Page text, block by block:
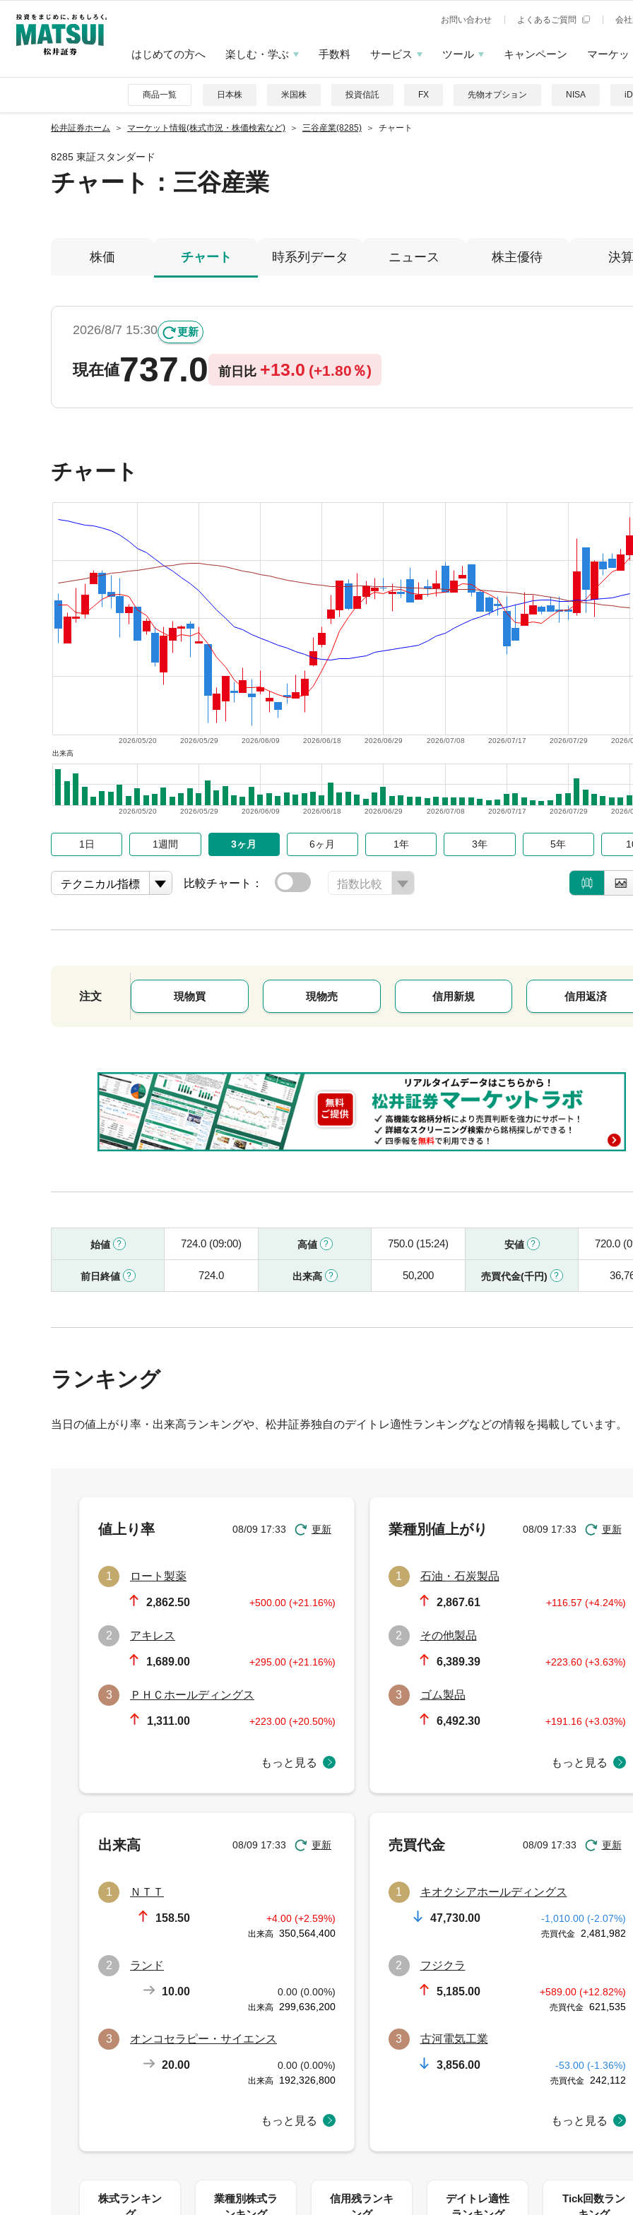
お問い合わせ よくあるご質問 会
はじめての方へ 楽しむ・学ぶ 手数料 サービス ツール キャンペーン マーケッ
商品一覧 日本株 米国株 投資信託 FX 先物オプション NISA
松井証券ホーム マーケット情報(株式市況・株価検索など) 三谷産業(8285) チャート
8285 東証スタンダード
チャート： 三谷産業
株価 チャート 時系列データ ニュース 株主優待 決算
2026/8/7 15:30 更新
現在値737.0 前日比 +13.0 (+1.80％)
チャート
2026/
2026/07/29
2026/07/17
2026/07/08
2026/06/29
2026/06/18
2026/06/09
2026/05/29
2026/05/20
出来高
2026/
2026/07/29
2026/07/17
2026/07/08
2026/06/29
2026/06/18
2026/06/09
2026/05/29
2026/05/20
1日 1週間 3ヶ月 6ヶ月 1年 3年 5年
テクニカル指標 比較チャート： 指数比較
注文 現物買 現物売 信用新規 信用返済
始値 724.0 (09:00) 高値 750.0 (15:24) 安値 720.0
前日終値 724.0 出来高 50,200 売買代金(千円)
ランキング
当日の値上がり率・出来高ランキングや、松井証券独自のデイトレ適性ランキングなどの情報を掲載しています。